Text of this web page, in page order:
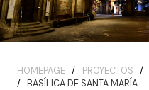
HOMEPAGE PROYECTOS
BASÍLICA DE SANTA MARÍA